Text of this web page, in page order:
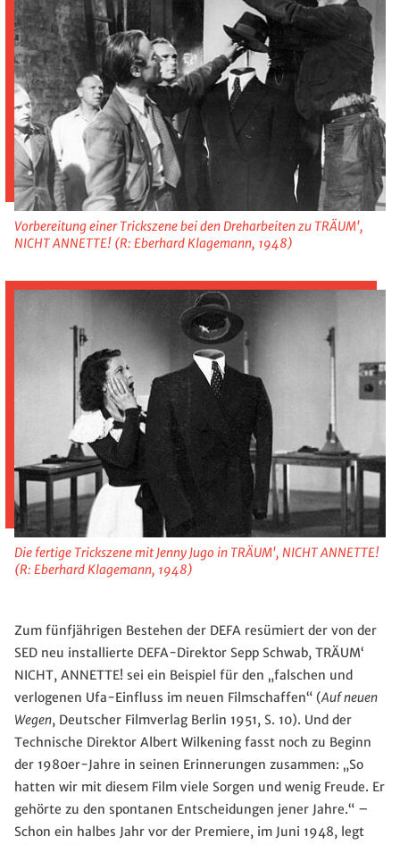
Vorbereitung einer Trickszene bei den Dreharbeiten zu TRÄUM',
NICHT ANNETTE! (R: Eberhard Klagemann, 1948)
Die fertige Trickszene mit Jenny Jugo in TRÄUM', NICHT ANNETTE!
(R: Eberhard Klagemann, 1948)
Zum fünfjährigen Bestehen der DEFA resümiert der von der
SED neu installierte DEFA-Direktor Sepp Schwab, TRÄUM‘
NICHT, ANNETTE! sei ein Beispiel für den „falschen und
verlogenen Ufa-Einfluss im neuen Filmschaffen“ (Auf neuen
Wegen, Deutscher Filmverlag Berlin 1951, S. 10). Und der
Technische Direktor Albert Wilkening fasst noch zu Beginn
der 1980er-Jahre in seinen Erinnerungen zusammen: „So
hatten wir mit diesem Film viele Sorgen und wenig Freude. Er
gehörte zu den spontanen Entscheidungen jener Jahre.“ –
Schon ein halbes Jahr vor der Premiere, im Juni 1948, legt